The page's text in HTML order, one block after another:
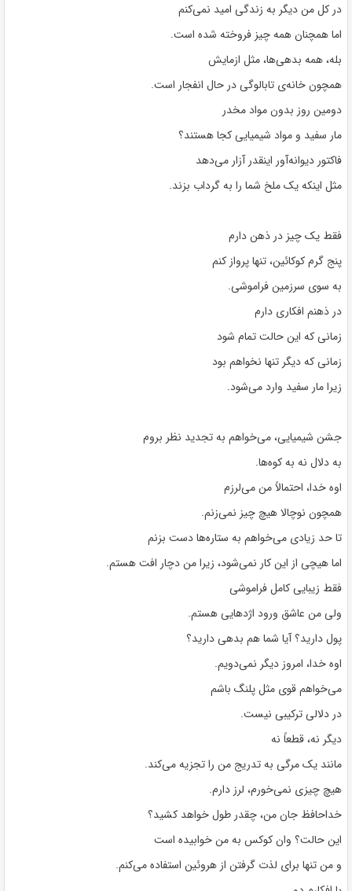
در کل من دیگر به زندگی امید نمی‌کنم
اما همچنان همه چیز فروخته شده است.
بله، همه بدهی‌ها، مثل ازمایش
همچون خانه‌ی تابالوگی در حال انفجار است.
دومین روز بدون مواد مخدر
مار سفید و مواد شیمیایی کجا هستند؟
فاکتور دیوانه‌آور اینقدر آزار می‌دهد
مثل اینکه یک ملخ شما را به گرداب بزند.
فقط یک چیز در ذهن دارم
پنج گرم کوکائین، تنها پرواز کنم
به سوی سرزمین فراموشی.
در ذهنم افکاری دارم
زمانی که این حالت تمام شود
زمانی که دیگر تنها نخواهم بود
زیرا مار سفید وارد می‌شود.
جشن شیمیایی، می‌خواهم به تجدید نظر بروم
به دلال نه به کوه‌ها.
اوه خدا، احتمالاً من می‌لرزم
همچون نوچالا هیچ چیز نمی‌زنم.
تا حد زیادی می‌خواهم به ستاره‌ها دست بزنم
اما هیچی از این کار نمی‌شود، زیرا من دچار افت هستم.
فقط زیبایی کامل فراموشی
ولی من عاشق ورود اژدهایی هستم.
پول دارید؟ آیا شما هم بدهی دارید؟
اوه خدا، امروز دیگر نمی‌دویم.
می‌خواهم قوی مثل پلنگ باشم
در دلالی ترکیبی نیست.
دیگر نه، قطعاً نه
مانند یک مرگی به تدریج من را تجزیه می‌کند.
هیچ چیزی نمی‌خورم، لرز دارم.
خداحافظ جان من، چقدر طول خواهد کشید؟
این حالت؟ وان کوکس به من خوابیده است
و من تنها برای لذت گرفتن از هروئین استفاده می‌کنم.